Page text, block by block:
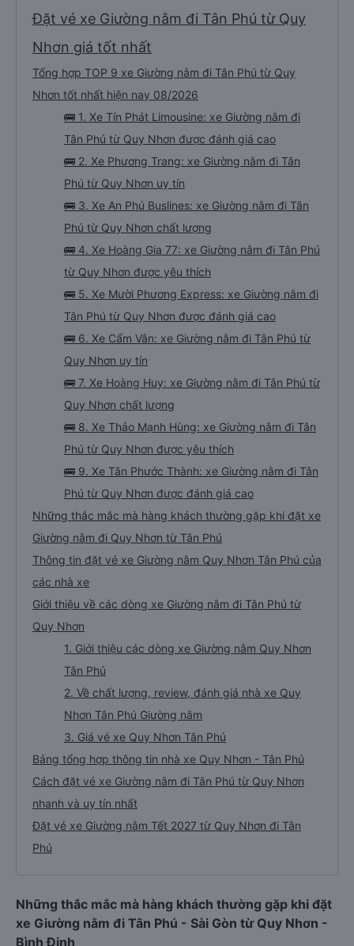
Đặt vé xe Giường nằm đi Tân Phú từ Quy
Nhơn giá tốt nhất
Tổng hợp TOP 9 xe Giường nằm đi Tân Phú từ Quy
Nhơn tốt nhất hiện nay 08/2026
🚌 1. Xe Tín Phát Limousine: xe Giường nằm đi
Tân Phú từ Quy Nhơn được đánh giá cao
🚌 2. Xe Phương Trang: xe Giường nằm đi Tân
Phú từ Quy Nhơn uy tín
🚌 3. Xe An Phú Buslines: xe Giường nằm đi Tân
Phú từ Quy Nhơn chất lượng
🚌 4. Xe Hoàng Gia 77: xe Giường nằm đi Tân Phú
từ Quy Nhơn được yêu thích
🚌 5. Xe Mười Phương Express: xe Giường nằm đi
Tân Phú từ Quy Nhơn được đánh giá cao
🚌 6. Xe Cẩm Vân: xe Giường nằm đi Tân Phú từ
Quy Nhơn uy tín
🚌 7. Xe Hoàng Huy: xe Giường nằm đi Tân Phú từ
Quy Nhơn chất lượng
🚌 8. Xe Thảo Mạnh Hùng: xe Giường nằm đi Tân
Phú từ Quy Nhơn được yêu thích
🚌 9. Xe Tân Phước Thành: xe Giường nằm đi Tân
Phú từ Quy Nhơn được đánh giá cao
Những thắc mắc mà hàng khách thường gặp khi đặt xe
Giường nằm đi Quy Nhơn từ Tân Phú
Thông tin đặt vé xe Giường nằm Quy Nhơn Tân Phú của
các nhà xe
Giới thiệu về các dòng xe Giường nằm đi Tân Phú từ
Quy Nhơn
1. Giới thiệu các dòng xe Giường nằm Quy Nhơn
Tân Phú
2. Về chất lượng, review, đánh giá nhà xe Quy
Nhơn Tân Phú Giường nằm
3. Giá vé xe Quy Nhơn Tân Phú
Bảng tổng hợp thông tin nhà xe Quy Nhơn - Tân Phú
Cách đặt vé xe Giường nằm đi Tân Phú từ Quy Nhơn
nhanh và uy tín nhất
Đặt vé xe Giường nằm Tết 2027 từ Quy Nhơn đi Tân
Phú
Những thắc mắc mà hàng khách thường gặp khi đặt
xe Giường nằm đi Tân Phú - Sài Gòn từ Quy Nhơn -
Bình Định